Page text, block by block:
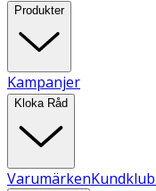
Produkter
Kampanjer
Kloka Råd
Varumärken